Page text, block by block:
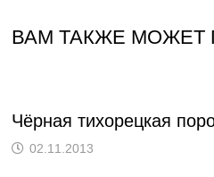
ВАМ ТАКЖЕ МОЖЕТ
Чёрная тихорецкая
02.11.2013